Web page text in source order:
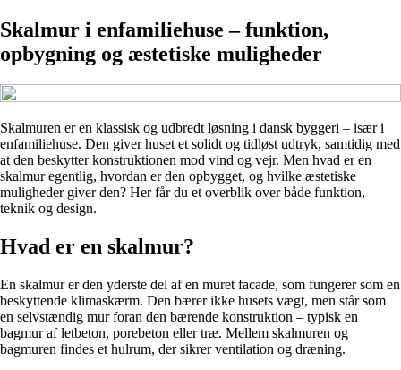
Skalmur i enfamiliehuse – funktion,
opbygning og æstetiske muligheder
Skalmuren er en klassisk og udbredt løsning i dansk byggeri – især i
enfamiliehuse. Den giver huset et solidt og tidløst udtryk, samtidig med
at den beskytter konstruktionen mod vind og vejr. Men hvad er en
skalmur egentlig, hvordan er den opbygget, og hvilke æstetiske
muligheder giver den? Her får du et overblik over både funktion,
teknik og design.
Hvad er en skalmur?
En skalmur er den yderste del af en muret facade, som fungerer som en
beskyttende klimaskærm. Den bærer ikke husets vægt, men står som
en selvstændig mur foran den bærende konstruktion – typisk en
bagmur af letbeton, porebeton eller træ. Mellem skalmuren og
bagmuren findes et hulrum, der sikrer ventilation og dræning.